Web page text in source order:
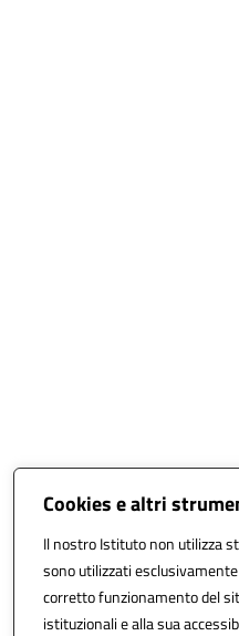
Cookies e altri
Il nostro Istituto non utilizza
sono utilizzati
corretto funzionamento del
istituzionali e alla sua